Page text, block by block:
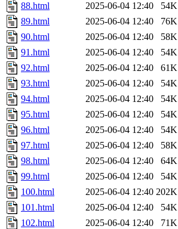
88.html
2025-06-04 12:40
54K
89.html
2025-06-04 12:40
76K
90.html
2025-06-04 12:40
58K
91.html
2025-06-04 12:40
54K
92.html
2025-06-04 12:40
61K
93.html
2025-06-04 12:40
54K
94.html
2025-06-04 12:40
54K
95.html
2025-06-04 12:40
54K
96.html
2025-06-04 12:40
54K
97.html
2025-06-04 12:40
58K
98.html
2025-06-04 12:40
64K
99.html
2025-06-04 12:40
54K
100.html
2025-06-04 12:40 202K
101.html
2025-06-04 12:40
54K
102.html
2025-06-04 12:40
71K